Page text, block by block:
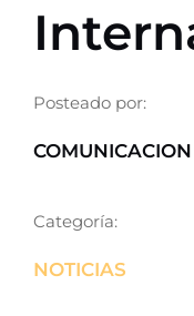
Posteado por:
COMUNICACION
Categoría:
NOTICIAS